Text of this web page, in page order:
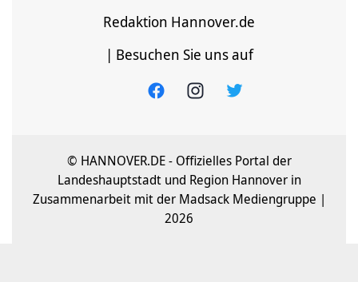
Redaktion Hannover.de
| Besuchen Sie uns auf
© HANNOVER.DE - Offizielles Portal der
Landeshauptstadt und Region Hannover in
Zusammenarbeit mit der Madsack Mediengruppe |
2026